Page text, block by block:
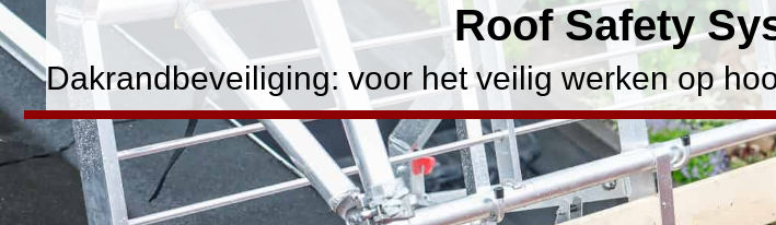
Roof Safety
Dakrandbeveiliging: voor het veilig werken op